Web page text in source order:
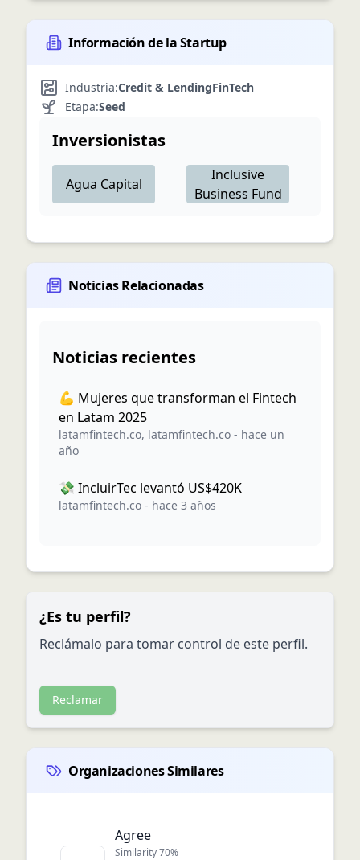
Información de la Startup
Industria:Credit & LendingFinTech
Etapa:Seed
Inversionistas
Agua Capital
Inclusive
Business Fund
Noticias Relacionadas
Noticias recientes
💪 Mujeres que transforman el Fintech
en Latam 2025
latamfintech.co, latamfintech.co - hace un
año
💸 IncluirTec levantó US$420K
latamfintech.co - hace 3 años
¿Es tu perfil?
Reclámalo para tomar control de este perfil.
Reclamar
Organizaciones Similares
Agree
Similarity70%